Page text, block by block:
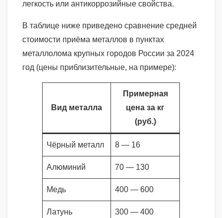
легкость или антикоррозийные свойства.
В таблице ниже приведено сравнение средней
стоимости приёма металлов в пунктах
металлолома крупных городов России за 2024
год (цены приблизительные, на примере):
Вид металла
Примерная
цена за кг
(руб.)
Чёрный металл 8 — 16
Алюминий 70 — 130
Медь 400 — 600
Латунь 300 — 400